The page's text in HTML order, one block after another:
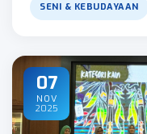
SENI & KEBUDAYAAN
07
NOV
2025